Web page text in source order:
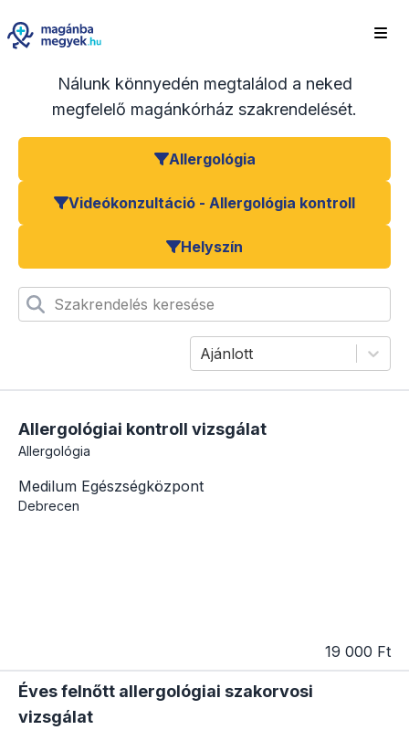
Nálunk könnyedén megtalálod a neked
megfelelő magánkórház szakrendelését.
Allergológia
Videókonzultáció - Allergológia kontroll
Helyszín
Szakrendelés keresése
Ajánlott
Allergológiai kontroll vizsgálat
Allergológia
Medilum Egészségközpont
Debrecen
19 000 Ft
Éves felnőtt allergológiai szakorvosi
vizsgálat